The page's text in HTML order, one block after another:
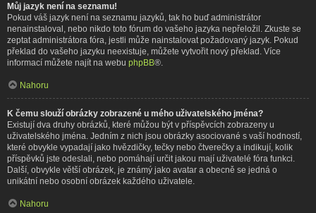
Můj jazyk není na seznamu!
Pokud váš jazyk není na seznamu jazyků, tak ho buď administrátor
nenainstaloval, nebo nikdo toto fórum do vašeho jazyka nepřeložil. Zkuste se
zeptat administrátora fóra, jestli může nainstalovat požadovaný jazyk. Pokud
překlad do vašeho jazyku neexistuje, můžete vytvořit nový překlad. Více
informací můžete najít na webu phpBB®.
Nahoru
K čemu slouží obrázky zobrazené u mého uživatelského jména?
Existují dva druhy obrázků, které můžou být v příspěvcích zobrazeny u
uživatelského jména. Jedním z nich jsou obrázky asociované s vaší hodností,
které obvykle vypadají jako hvězdičky, tečky nebo čtverečky a indikují, kolik
příspěvků jste odeslali, nebo pomáhají určit jakou mají uživatelé fóra funkci.
Další, obvykle větší obrázek, je známý jako avatar a obecně se jedná o
unikátní nebo osobní obrázek každého uživatele.
Nahoru